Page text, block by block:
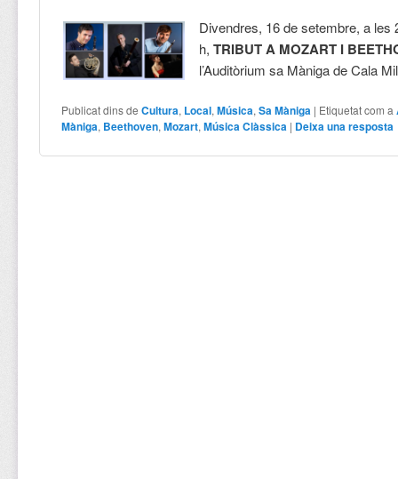
Divendres, 16 de setembre, a les
h,TRIBUT A MOZART I
l’Auditòrium sa Màniga de Cala
Publicat dins de Cultura, Local,Música,Sa Màniga | Etiquetat com a
Màniga, Beethoven,Mozart,Música Clàssica | Deixa una resposta